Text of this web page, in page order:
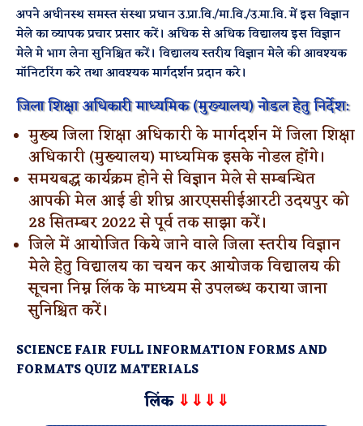
अपने अधीनस्थ समस्त संस्था प्रधान उ.प्रा.वि./मा.वि./उ.मा.वि. में इस विज्ञान
मेले का व्यापक प्रचार प्रसार करें। अधिक से अधिक विद्यालय इस विज्ञान
मेले मे भाग लेना सुनिश्चित करें। विद्यालय स्तरीय विज्ञान मेले की आवश्यक
मॉनिटरिंग करे तथा आवश्यक मार्गदर्शन प्रदान करे।
जिला शिक्षा अधिकारी माध्यमिक (मुख्यालय) नोडल हेतु निर्देश:
मुख्य जिला शिक्षा अधिकारी के मार्गदर्शन में जिला शिक्षा
अधिकारी (मुख्यालय) माध्यमिक इसके नोडल होंगे।
समयबद्ध कार्यक्रम होने से विज्ञान मेले से सम्बन्धित
आपकी मेल आई डी शीघ्र आरएससीईआरटी उदयपुर को
28 सितम्बर 2022 से पूर्व तक साझा करें।
जिले में आयोजित किये जाने वाले जिला स्तरीय विज्ञान
मेले हेतु विद्यालय का चयन कर आयोजक विद्यालय की
सूचना निम्न लिंक के माध्यम से उपलब्ध कराया जाना
सुनिश्चित करें।
SCIENCE FAIR FULL INFORMATION FORMS AND
FORMATS QUIZ MATERIALS
लिंक ⇓⇓⇓⇓